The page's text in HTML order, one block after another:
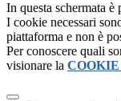
In questa schermata
I cookie necessari
piattaforma e non è
Per conoscere quali
visionare la